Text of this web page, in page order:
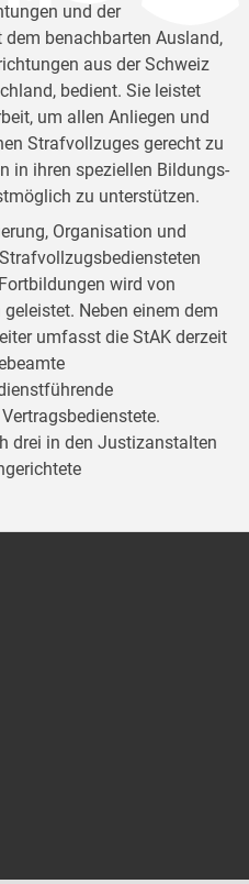
und der
benachbarten Ausland,
aus der Schweiz
bedient. Sie leistet
um allen Anliegen und
Strafvollzuges gerecht zu
in ihren speziellen Bildungs-
zu unterstützen.
Organisation und
wird von
Neben einem dem
umfasst die StAK derzeit
drei in den Justizanstalten